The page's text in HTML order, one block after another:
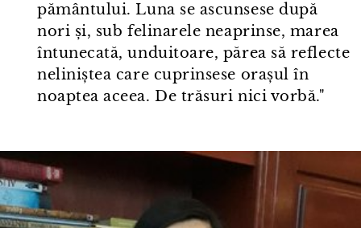
pământului. Luna se ascunsese după
nori și, sub felinarele neaprinse, marea
întunecată, unduitoare, părea să reflecte
neliniștea care cuprinsese orașul în
noaptea aceea. De trăsuri nici vorbă."